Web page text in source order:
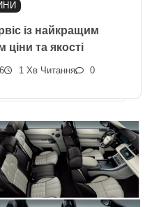
із найкращим
та якості
1 Хв Читання 0